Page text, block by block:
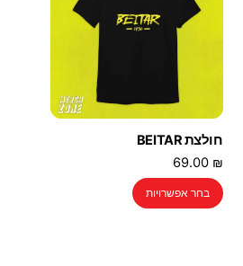
לבחור
האפשרויות
בעמוד
המוצר
חולצת BEITAR
69.00 ₪
בחר אפשרויות
למוצר